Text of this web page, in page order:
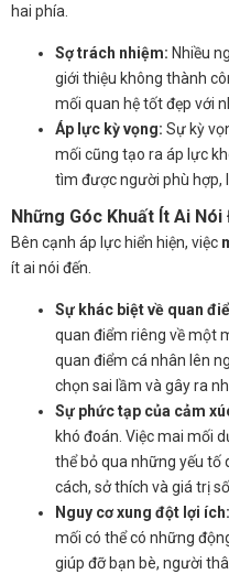
hai phía.
Sợ trách nhiệm: Nhiều
giới thiệu không thành
mối quan hệ tốt đẹp với
Áp lực kỳ vọng: Sự kỳ
mối cũng tạo ra áp lực
tìm được người phù hợp,
Những Góc Khuất Ít Ai Nói
Bên cạnh áp lực hiển hiện, việc
ít ai nói đến.
Sự khác biệt về quan
quan điểm riêng về một
quan điểm cá nhân lên
chọn sai lầm và gây ra
Sự phức tạp của cảm
khó đoán. Việc mai mối
thể bỏ qua những yếu tố
cách, sở thích và giá trị
Nguy cơ xung đột lợi ích:
mối có thể có những
giúp đỡ bạn bè, người